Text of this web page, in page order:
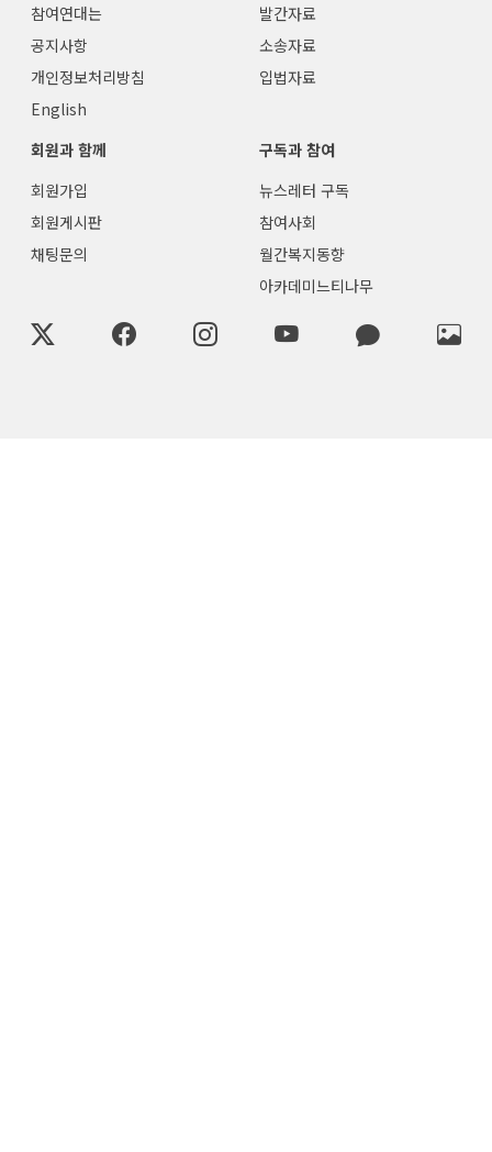
참여연대는
공지사항
개인정보처리방침
English
발간자료
소송자료
입법자료
회원과 함께
회원가입
회원게시판
채팅문의
구독과 참여
뉴스레터 구독
참여사회
월간복지동향
아카데미느티나무